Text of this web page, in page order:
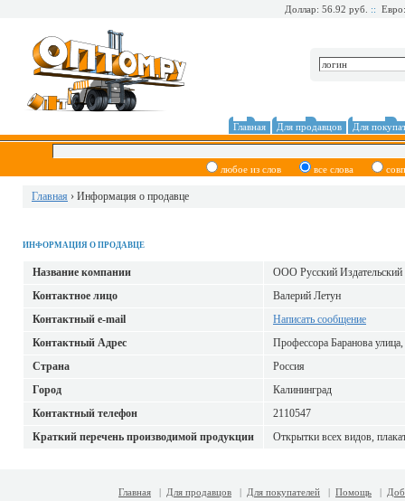
Доллар: 56.92 руб. ::
Главная Для продавцов Для
любое из слов все слова
Главная › Информация о продавце
ИНФОРМАЦИЯ О ПРОДАВЦЕ
Название компании
ООО Русский
Контактное лицо
Валерий Летун
Контактный е-mail
Написать сообщение
Контактный Адрес
Профессора Баранова
Страна
Россия
Город
Калининград
Контактный телефон
2110547
Краткий перечень производимой продукции
Открытки всех видов,
Главная | Для продавцов | Для покупателей | Помощь |